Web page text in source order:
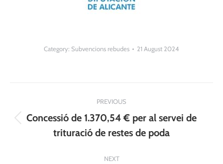
Category: Subvencions rebudes 21 August 2024
navigation
PREVIOUS
Previous
post:
Concessió de 1.370,54 € per al servei de
trituració de restes de poda
NEXT